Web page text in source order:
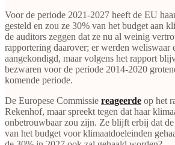
Voor de periode 2021-2027 heeft de EU
gesteld en zou ze 30% van het budget aan
de auditors zeggen dat ze nu al weinig
rapportering daarover; er werden weliswaar
aangekondigd, maar volgens het rapport
bezwaren voor de periode 2014-2020
komende periode.
De Europese Commissie reageerde op het
Rekenhof, maar spreekt tegen dat haar
onbetrouwbaar zou zijn. Ze blijft erbij dat
van het budget voor klimaatdoeleinden